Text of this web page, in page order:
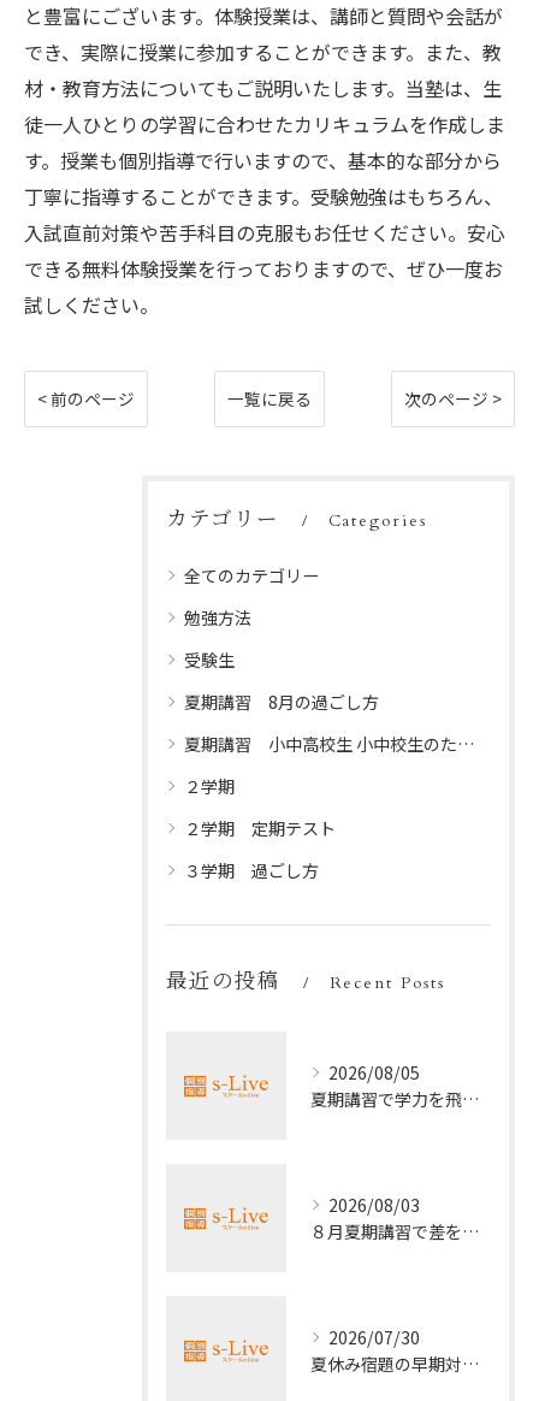
と豊富にございます。体験授業は、講師と質問や会話が
でき、実際に授業に参加することができます。また、教
材・教育方法についてもご説明いたします。当塾は、生
徒一人ひとりの学習に合わせたカリキュラムを作成しま
す。授業も個別指導で行いますので、基本的な部分から
丁寧に指導することができます。受験勉強はもちろん、
入試直前対策や苦手科目の克服もお任せください。安心
できる無料体験授業を行っておりますので、ぜひ一度お
試しください。
< 前のページ 一覧に戻る 次のページ >
カテゴリー Categories
全てのカテゴリー
勉強方法
受験生
夏期講習 8月の過ごし方
夏期講習 小中高校生 小中校生のための夏休みプログラム
２学期
２学期 定期テスト
３学期 過ごし方
最近の投稿 Recent Posts
2026/08/05
夏期講習で学力を飛躍的に上げる方法
2026/08/03
８月夏期講習で差をつける受験勉強法
2026/07/30
夏休み宿題の早期対策ポイント